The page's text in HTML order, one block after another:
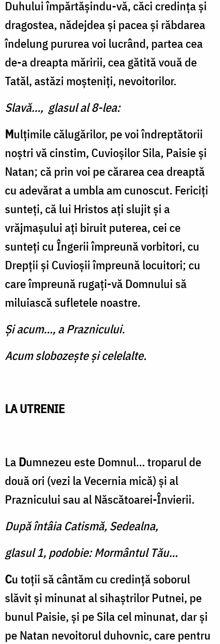
Duhului împărtăşindu-vă, căci credinţa şi
dragostea, nădejdea şi pacea şi răbdarea
îndelung pururea voi lucrând, partea cea
de-a dreapta măririi, cea gătită vouă de
Tatăl, astăzi moşteniţi, nevoitorilor.
Slavă..., glasul al 8-lea:
Mulțimile călugărilor, pe voi îndreptătorii
noștri vă cinstim, Cuvioșilor Sila, Paisie și
Natan; că prin voi pe cărarea cea dreaptă
cu adevărat a umbla am cunoscut. Fericiți
sunteți, că lui Hristos ați slujit și a
vrăjmașului ați biruit puterea, cei ce
sunteți cu Îngerii împreună vorbitori, cu
Drepții și Cuvioșii împreună locuitori; cu
care împreună rugați-vă Domnului să
miluiască sufletele noastre.
Şi acum..., a Praznicului.
Acum slobozește și celelalte.
LA UTRENIE
LaDumnezeu este Domnul... troparul de
două ori (vezi la Vecernia mică) şi al
Praznicului sau al Născătoarei-Învierii.
După întâia Catismă, Sedealna,
glasul 1, podobie: Mormântul Tău...
Cu toţii să cântăm cu credinţă soborul
slăvit şi minunat al sihaștrilor Putnei, pe
bunul Paisie, și pe Sila cel minunat, dar și
pe Natan nevoitorul duhovnic, care pentru